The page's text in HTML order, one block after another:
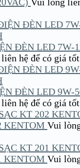
ĐÈN LED 7W-
hệ để có giá tốt
ĐÈN LED 9W-
hệ để có giá tốt
KENTOM Vui
KENTOM Vui